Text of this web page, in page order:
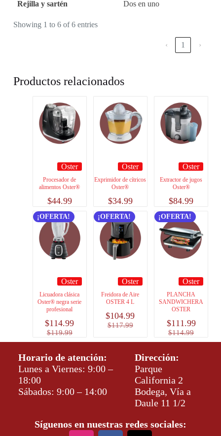
Rejilla y sartén
Dos en uno
Showing 1 to 6 of 6 entries
‹ 1 ›
Productos relacionados
Oster
Procesador de
alimentos Oster®
$44.99
Oster
Exprimidor de cítricos
Oster®
$34.99
Oster
Extractor de jugos
Oster®
$84.99
¡OFERTA!
Oster
Licuadora clásica
Oster® negra serie
profesional
$119.99
$114.99
¡OFERTA!
Oster
Freidora de Aire
OSTER 4 L
$117.99
$104.99
¡OFERTA!
Oster
PLANCHA
SANDWICHERA
OSTER
$114.99
$111.99
Horario de atención:
Lunes a Viernes: 9:00 –
18:00
Sábados: 9:00 – 14:00
Dirección:
Parque
California 2
Bodega, Vía a
Daule 11 1/2
Síguenos en nuestras redes sociales: